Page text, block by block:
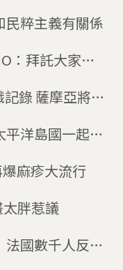
民粹主義有關係
：拜託大家打
錄 薩摩亞將迎
剛果再爆麻疹大流行
胖惹議
法國數千人反對